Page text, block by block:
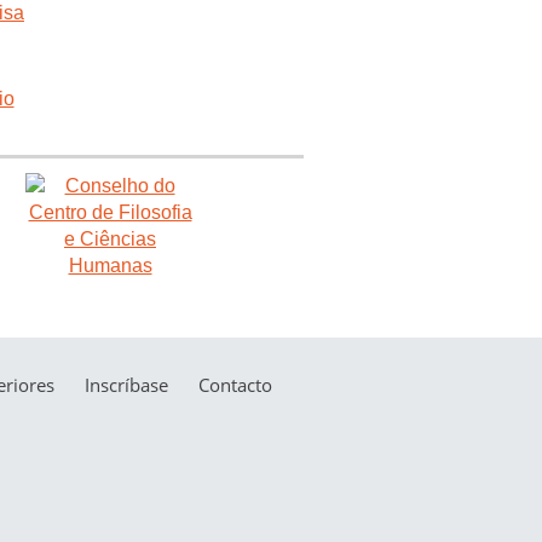
Inscríbase Contacto